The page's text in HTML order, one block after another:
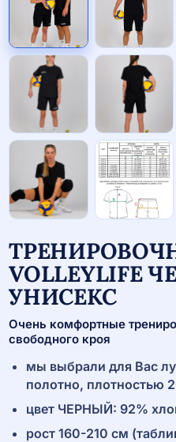
VOLLEYLIFE
УНИСЕКС
Очень комфортные
свободного кроя
мы выбрали для Вас
полотно, плотностью
цвет ЧЕРНЫЙ: 92%
рост 160-210 см